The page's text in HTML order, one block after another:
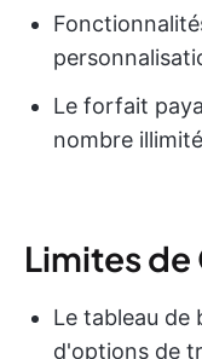
Le forfait
nombre
Limites de
Le tableau de
d'options de